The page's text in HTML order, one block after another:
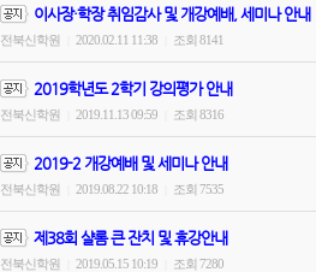
이사장·학장 취임감사 및 개강예배, 세미나 안내
전북신학원 2020.02.11 11:38 조회 8141
2019학년도 2학기 강의평가 안내
전북신학원 2019.11.13 09:59 조회 8316
2019-2 개강예배 및 세미나 안내
전북신학원 2019.08.22 10:18 조회 7535
제38회 샬롬 큰 잔치 및 휴강안내
전북신학원 2019.05.15 10:19 조회 7280